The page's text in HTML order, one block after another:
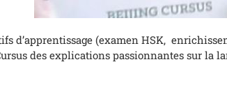
d’apprentissage (examen HSK,
des explications passionnantes sur la